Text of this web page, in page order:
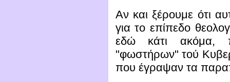
Αν και ξέρουμε ότι
για το επίπεδο
εδώ κάτι ακόμα,
"φωστήρων" τού
που έγραψαν τα